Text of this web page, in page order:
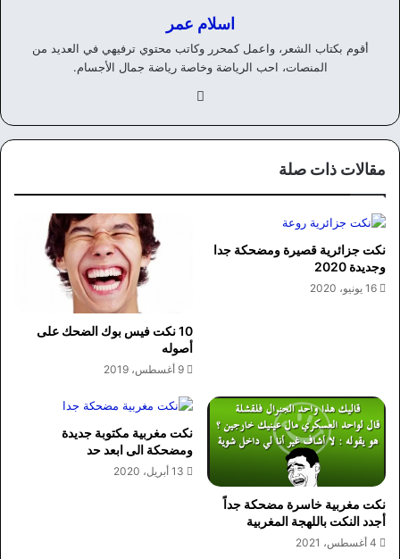
اسلام عمر
أقوم بكتاب الشعر، واعمل كمحرر وكاتب محتوي ترفيهي في العديد من
المنصات، احب الرياضة وخاصة رياضة جمال الأجسام.
وك
مقالات ذات صلة
نكت جزائرية قصيرة ومضحكة جدا
وجديدة 2020
16 يونيو، 2020
10 نكت فيس بوك الضحك على
أصوله
9 أغسطس، 2019
نكت مغربية خاسرة مضحكة جداً
أجدد النكت باللهجة المغربية
4 أغسطس، 2021
نكت مغربية مكتوبة جديدة
ومضحكة الى ابعد حد
13 أبريل، 2020